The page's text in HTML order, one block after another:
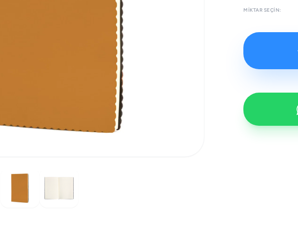
MIKTAR SEÇIN: